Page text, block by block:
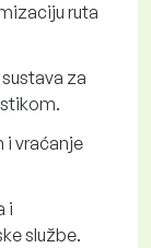
ruta
za
i vraćanje
i
službe.